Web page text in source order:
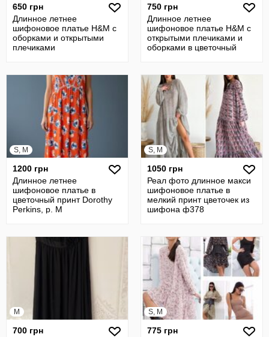
650 грн
Длинное летнее
шифоновое платье H&M с
оборками и открытыми
плечиками
750 грн
Длинное летнее
шифоновое платье H&M с
открытыми плечиками и
оборками в цветочный
S, M
1200 грн
Длинное летнее
шифоновое платье в
цветочный принт Dorothy
Perkins, р. М
S, M
1050 грн
Реал фото длинное макси
шифоновое платье в
мелкий принт цветочек из
шифона ф378
M
700 грн
S, M
775 грн